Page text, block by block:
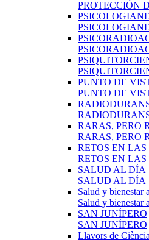
PROTECCIÓN
PUNTO DE
PUNTO DE
RARAS, PERO
RARAS, PERO
RETOS EN
RETOS EN
SALUD AL DÍA
SALUD AL DÍA
Salud y bienestar
Salud y bienestar
SAN JUNÍPERO
SAN JUNÍPERO
Llavors de Ciència